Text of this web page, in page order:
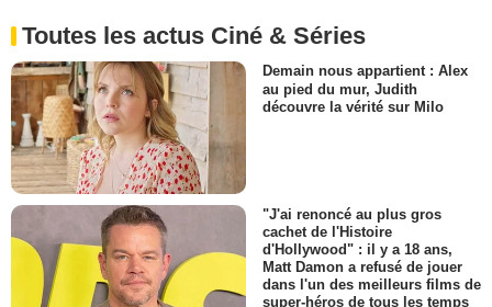
Toutes les actus Ciné & Séries
Demain nous appartient : Alex
au pied du mur, Judith
découvre la vérité sur Milo
"J'ai renoncé au plus gros
cachet de l'Histoire
d'Hollywood" : il y a 18 ans,
Matt Damon a refusé de jouer
dans l'un des meilleurs films de
super-héros de tous les temps